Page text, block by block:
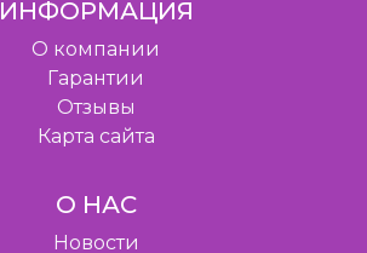
ИНФОРМАЦИЯ
O компании
Гарантии
Отзывы
Карта сайта
О НАС
Новости